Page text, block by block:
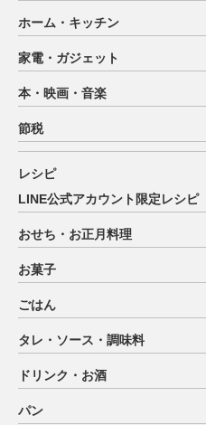
ホーム・キッチン
家電・ガジェット
本・映画・音楽
節税
レシピ
LINE公式アカウント限定レシピ
おせち・お正月料理
お菓子
ごはん
タレ・ソース・調味料
ドリンク・お酒
パン